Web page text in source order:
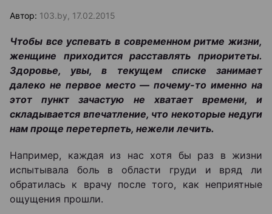
Автор: 103.by, 17.02.2015
Чтобы все успевать в современном ритме жизни,
женщине приходится расставлять приоритеты.
Здоровье, увы, в текущем списке занимает
далеко не первое место — почему-то именно на
этот пункт зачастую не хватает времени, и
складывается впечатление, что некоторые недуги
нам проще перетерпеть, нежели лечить.
Например, каждая из нас хотя бы раз в жизни
испытывала боль в области груди и вряд ли
обратилась к врачу после того, как неприятные
ощущения прошли.